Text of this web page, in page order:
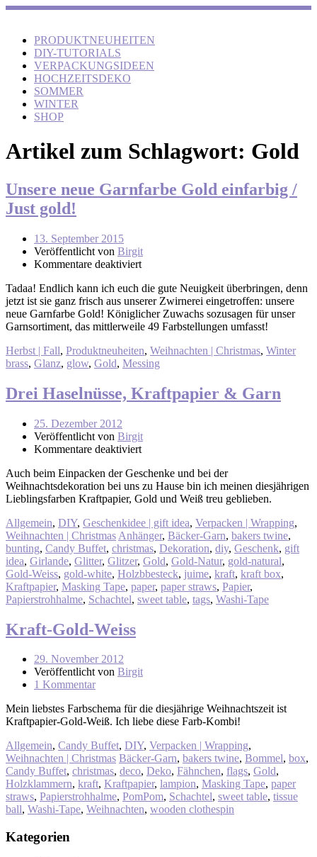
PRODUKTNEUHEITEN
DIY-TUTORIALS
VERPACKUNGSIDEEN
HOCHZEITSDEKO
SOMMER
WINTER
SHOP
Artikel zum Schlagwort: Gold
Unsere neue Garnfarbe Gold einfarbig /
Just gold!
13. September 2015
Veröffentlicht von Birgit
Kommentare deaktiviert
Tadaa! Endlich kann ich euch die gute Neuigkeit überbringen, denn
jetzt ist sie ganz frisch aus unserer Zwirnerei eingetroffen: unsere
neue Garnfarbe Gold! Königlicher Zuwachs sozusagen für unser
Garnsortiment, das mittlerweile 49 Farbstellungen umfasst!
Herbst | Fall, Produktneuheiten, Weihnachten | Christmas, Winter
brass, Glanz, glow, Gold, Messing
Drei Haselnüsse, Kraftpapier & Garn
25. Dezember 2012
Veröffentlicht von Birgit
Kommentare deaktiviert
Auch beim Einpacken der Geschenke und bei der
Weihnachtsdekoration bei uns zu Hause bin ich meinen diesjährigen
Lieblingsfarben Kraftpapier, Gold und Weiß treu geblieben.
Allgemein, DIY, Geschenkidee | gift idea, Verpacken | Wrapping,
Weihnachten | Christmas Anhänger, Bäcker-Garn, bakers twine,
bunting, Candy Buffet, christmas, Dekoration, diy, Geschenk, gift
idea, Girlande, Glitter, Glitzer, Gold, Gold-Natur, gold-natural,
Gold-Weiss, gold-white, Holzbbesteck, juime, kraft, kraft box,
Kraftpapier, Masking Tape, paper, paper straws, Papier,
Papierstrohhalme, Schachtel, sweet table, tags, Washi-Tape
Kraft-Gold-Weiss
29. November 2012
Veröffentlicht von Birgit
1 Kommentar
Mein liebstes Farbschema für die diesjährige Weihnachtszeit ist
Kraftpapier-Gold-Weiß. Ich liebe diese Farb-Kombi!
Allgemein, Candy Buffet, DIY, Verpacken | Wrapping,
Weihnachten | Christmas Bäcker-Garn, bakers twine, Bommel, box,
Candy Buffet, christmas, deco, Deko, Fähnchen, flags, Gold,
Holzklammern, kraft, Kraftpapier, lampion, Masking Tape, paper
straws, Papierstrohhalme, PomPom, Schachtel, sweet table, tissue
ball, Washi-Tape, Weihnachten, wooden clothespin
Kategorien